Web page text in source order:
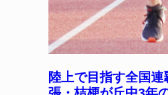
陸上で目指す全国